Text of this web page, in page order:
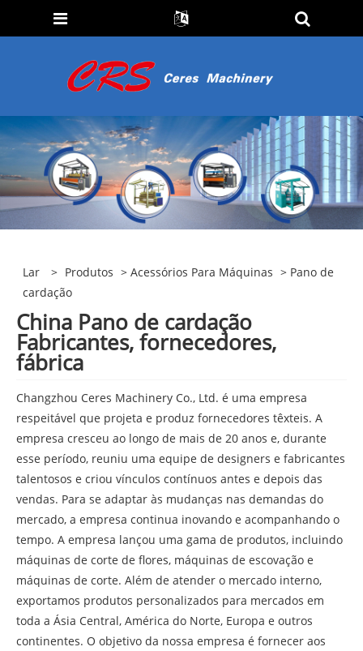
Lar > Produtos >Acessórios Para Máquinas > Pano de
cardação
China Pano de cardação
Fabricantes, fornecedores,
fábrica
Changzhou Ceres Machinery Co., Ltd. é uma empresa
respeitável que projeta e produz fornecedores têxteis. A
empresa cresceu ao longo de mais de 20 anos e, durante
esse período, reuniu uma equipe de designers e fabricantes
talentosos e criou vínculos contínuos antes e depois das
vendas. Para se adaptar às mudanças nas demandas do
mercado, a empresa continua inovando e acompanhando o
tempo. A empresa lançou uma gama de produtos, incluindo
máquinas de corte de flores, máquinas de escovação e
máquinas de corte. Além de atender o mercado interno,
exportamos produtos personalizados para mercados em
toda a Ásia Central, América do Norte, Europa e outros
continentes. O objetivo da nossa empresa é fornecer aos